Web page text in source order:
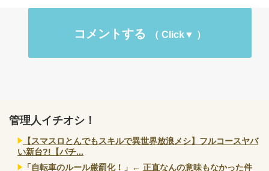
コメントする
管理人イチオシ！
【スマスロとんでもスキルで異世界放浪メシ】フルコースヤバ
い新台?!【パチ...
「自転車のルール厳罰化！」← 正直なんの意味もなかった件